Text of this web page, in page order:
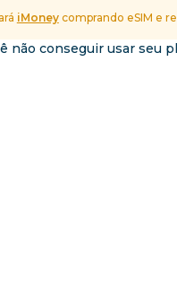
os Destinos
iMoneycomprando eSIM e
não conseguir usar seu